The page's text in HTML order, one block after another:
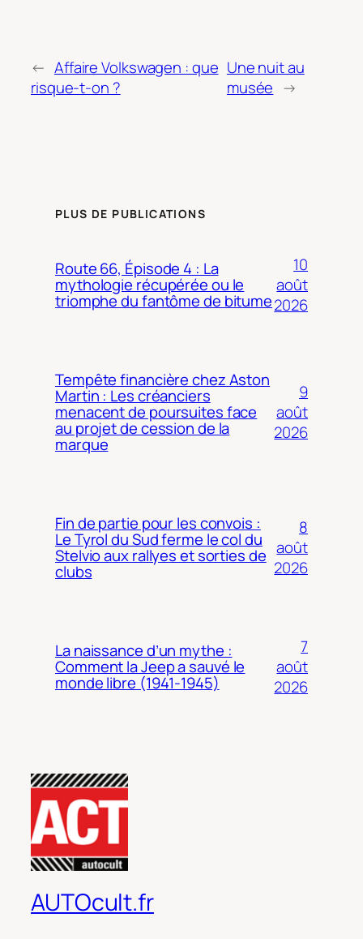
← Affaire Volkswagen : que
risque-t-on ?
Une nuit au
musée →
PLUS DE PUBLICATIONS
Route 66, Épisode 4 : La
mythologie récupérée ou le
triomphe du fantôme de bitume
10
août
2026
Tempête financière chez Aston
Martin : Les créanciers
menacent de poursuites face
au projet de cession de la
marque
9
août
2026
Fin de partie pour les convois :
Le Tyrol du Sud ferme le col du
Stelvio aux rallyes et sorties de
clubs
8
août
2026
La naissance d’un mythe :
Comment la Jeep a sauvé le
monde libre (1941-1945)
7
août
2026
AUTOcult.fr